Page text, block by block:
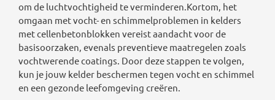
om de luchtvochtigheid te verminderen.Kortom, het
omgaan met vocht- en schimmelproblemen in kelders
met cellenbetonblokken vereist aandacht voor de
basisoorzaken, evenals preventieve maatregelen zoals
vochtwerende coatings. Door deze stappen te volgen,
kun je jouw kelder beschermen tegen vocht en schimmel
en een gezonde leefomgeving creëren.